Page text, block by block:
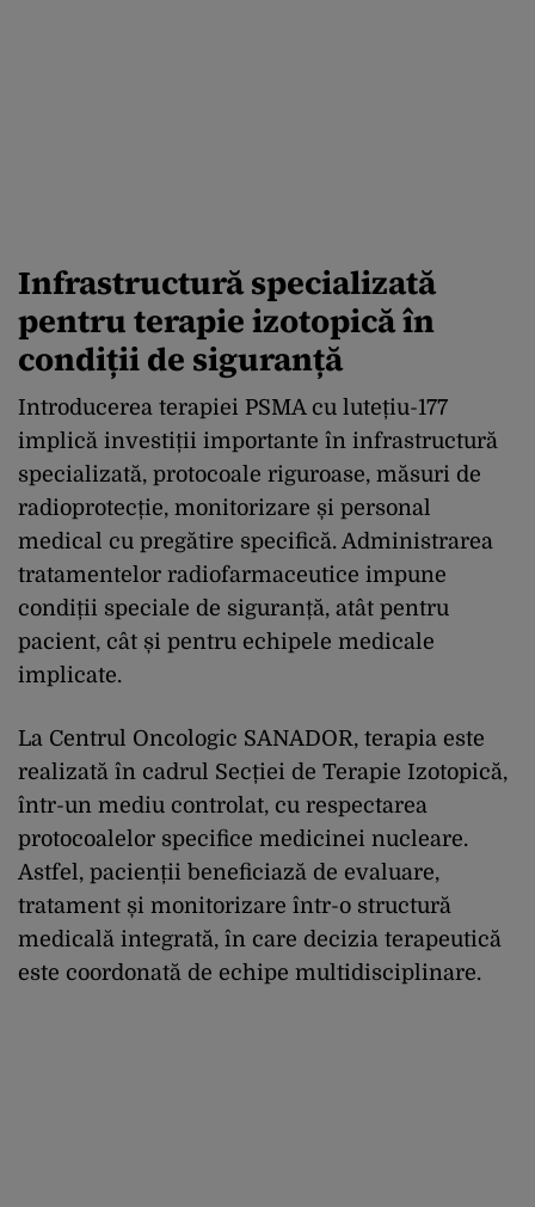
Infrastructură specializată
pentru terapie izotopică în
condiții de siguranță
Introducerea terapiei PSMA cu lutețiu-177
implică investiții importante în infrastructură
specializată, protocoale riguroase, măsuri de
radioprotecție, monitorizare și personal
medical cu pregătire specifică. Administrarea
tratamentelor radiofarmaceutice impune
condiții speciale de siguranță, atât pentru
pacient, cât și pentru echipele medicale
implicate.
La Centrul Oncologic SANADOR, terapia este
realizată în cadrul Secției de Terapie Izotopică,
într-un mediu controlat, cu respectarea
protocoalelor specifice medicinei nucleare.
Astfel, pacienții beneficiază de evaluare,
tratament și monitorizare într-o structură
medicală integrată, în care decizia terapeutică
este coordonată de echipe multidisciplinare.